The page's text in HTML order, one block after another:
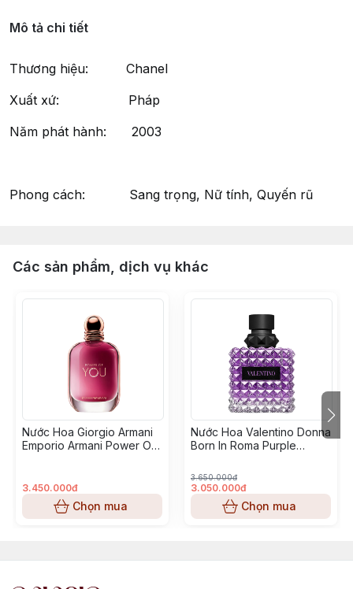
Mô tả chi tiết
Thương hiệu: Chanel
Xuất xứ: Pháp
Năm phát hành: 2003
Phong cách: Sang trọng, Nữ tính, Quyến rũ
Các sản phẩm, dịch vụ khác
Nước Hoa Giorgio Armani
Emporio Armani Power Of
3.450.000đ
Chọn mua
Nước Hoa Valentino Donna
Born In Roma Purple
3.650.000đ
3.050.000đ
Chọn mua